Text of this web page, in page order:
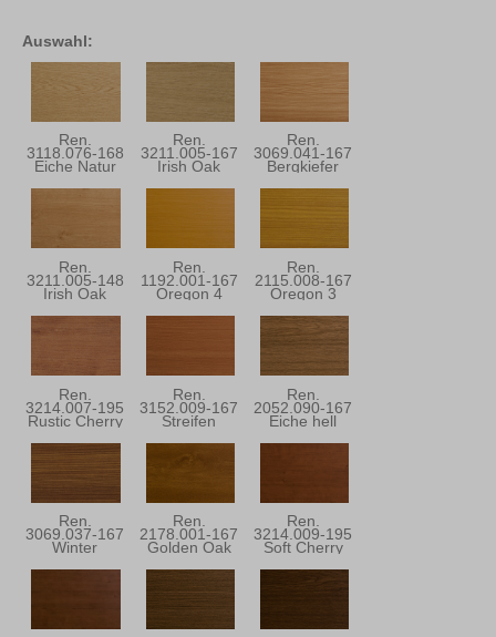
Auswahl:
Ren.
3118.076-168
Eiche Natur
Ren.
3211.005-167
Irish Oak
Ren.
3069.041-167
Bergkiefer
Ren.
3211.005-148
Irish Oak
Ren.
1192.001-167
Oregon 4
Ren.
2115.008-167
Oregon 3
Ren.
3214.007-195
Rustic Cherry
Ren.
3152.009-167
Streifen
Ren.
2052.090-167
Eiche hell
Ren.
3069.037-167
Winter
Ren.
2178.001-167
Golden Oak
Ren.
3214.009-195
Soft Cherry